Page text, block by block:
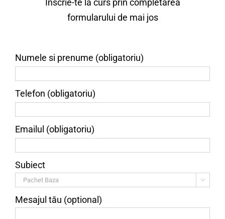
Înscrie-te la curs prin completarea
formularului de mai jos
Numele si prenume (obligatoriu)
Telefon (obligatoriu)
Emailul (obligatoriu)
Subiect

Mesajul tău (optional)